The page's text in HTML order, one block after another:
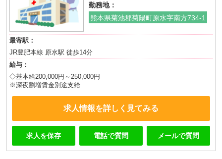
勤務地：
熊本県菊池郡菊陽町原水字南方734-1
最寄駅：
JR豊肥本線 原水駅 徒歩14分
給与：
◇基本給200,000円～250,000円
※深夜割増賃金別途支給
求人情報を詳しく見てみる
求人を保存 電話で質問 メールで質問